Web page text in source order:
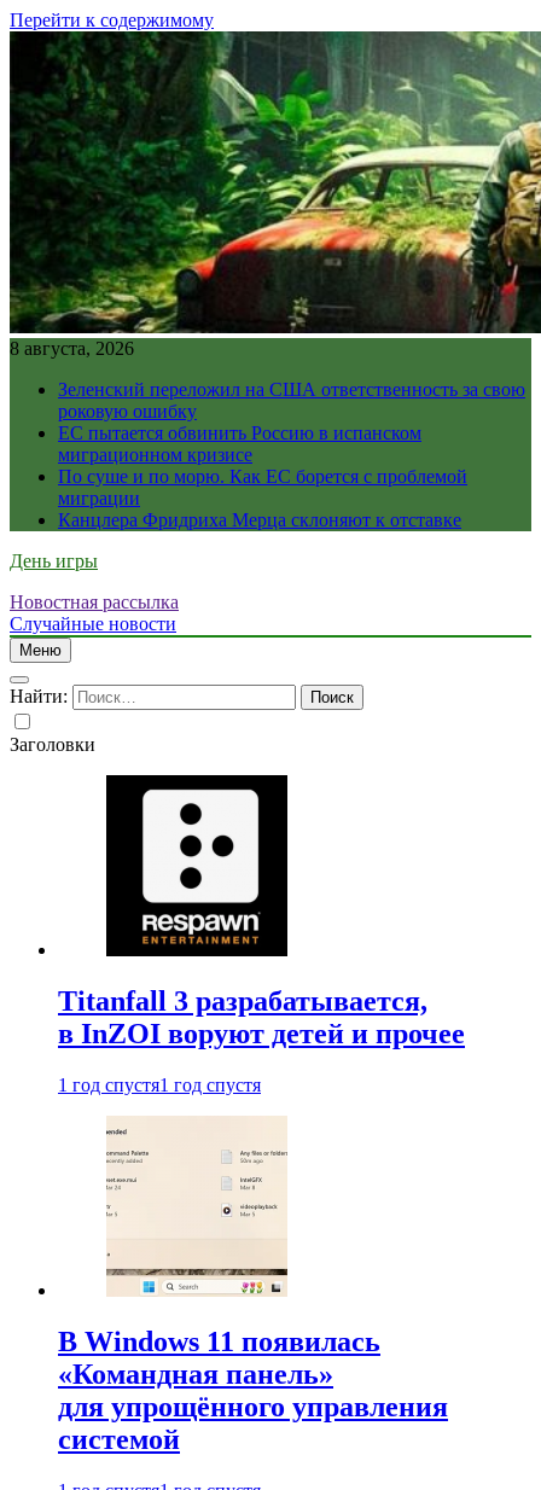
Перейти к содержимому
8 августа, 2026
Зеленский переложил на США ответственность за свою
роковую ошибку
ЕС пытается обвинить Россию в испанском
миграционном кризисе
По суше и по морю. Как ЕС борется с проблемой
миграции
Канцлера Фридриха Мерца склоняют к отставке
День игры
Новостная рассылка
Случайные новости
Меню
Найти:
Заголовки
Titanfall 3 разрабатывается,
в InZOI воруют детей и прочее
1 год спустя1 год спустя
В Windows 11 появилась
«Командная панель»
для упрощённого управления
системой